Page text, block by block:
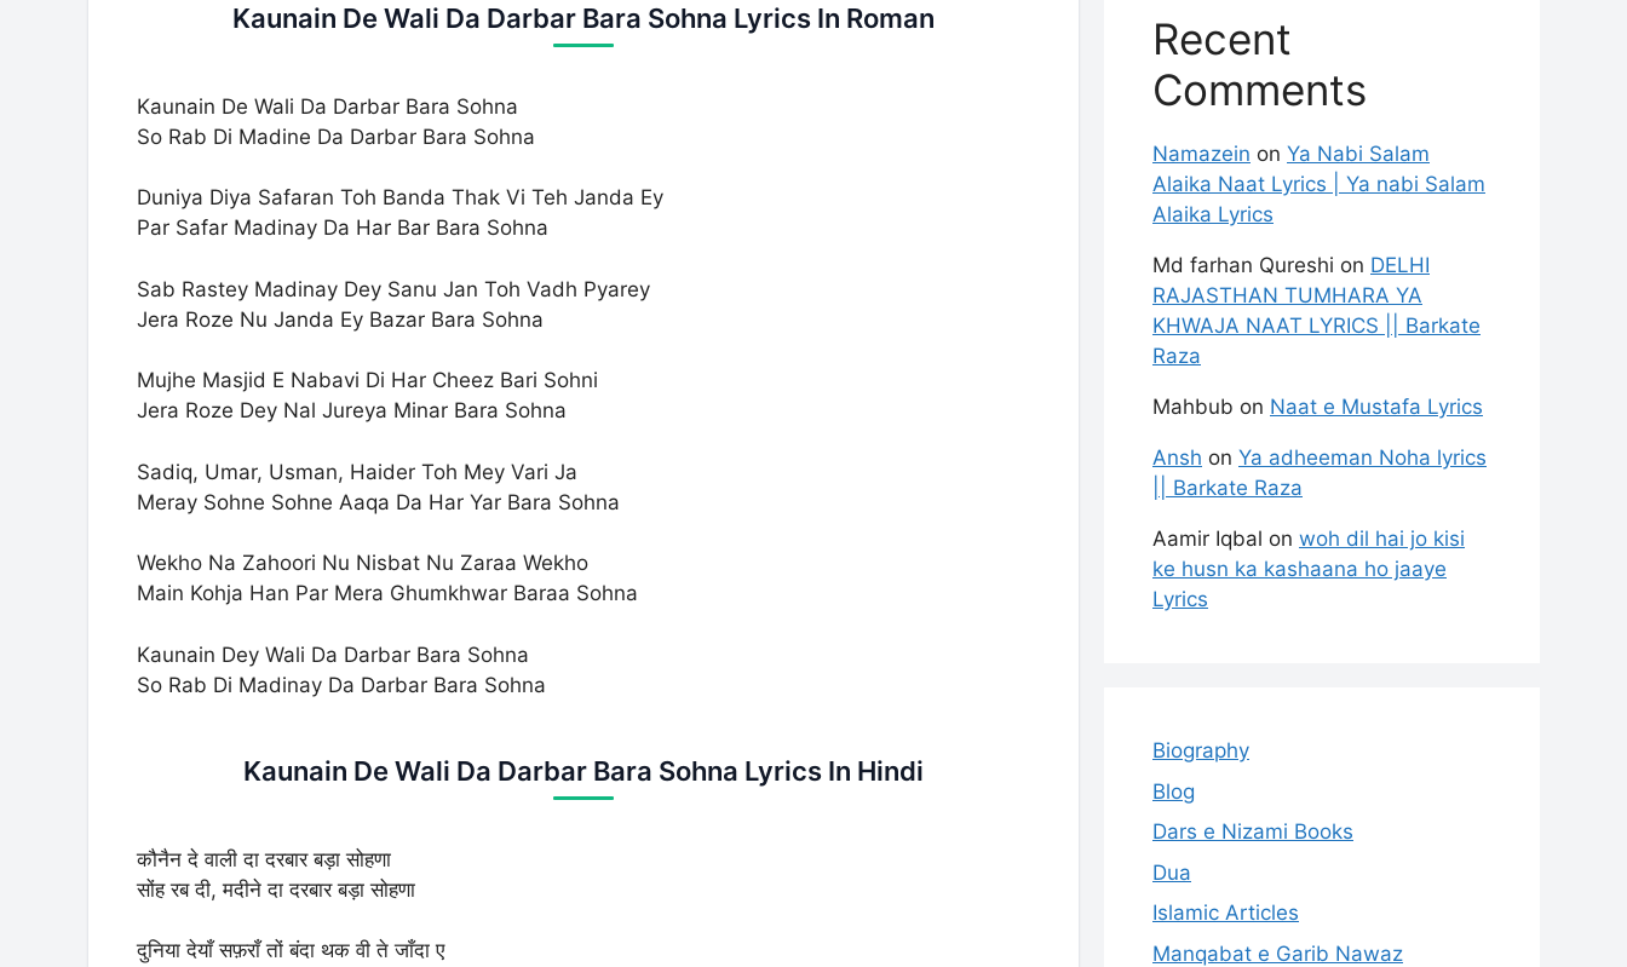
Kaunain De Wali Da Darbar Bara Sohna Lyrics In Roman
Kaunain De Wali Da Darbar Bara Sohna
So Rab Di Madine Da Darbar Bara Sohna
Duniya Diya Safaran Toh Banda Thak Vi Teh Janda Ey
Par Safar Madinay Da Har Bar Bara Sohna
Sab Rastey Madinay Dey Sanu Jan Toh Vadh Pyarey
Jera Roze Nu Janda Ey Bazar Bara Sohna
Mujhe Masjid E Nabavi Di Har Cheez Bari Sohni
Jera Roze Dey Nal Jureya Minar Bara Sohna
Sadiq, Umar, Usman, Haider Toh Mey Vari Ja
Meray Sohne Sohne Aaqa Da Har Yar Bara Sohna
Wekho Na Zahoori Nu Nisbat Nu Zaraa Wekho
Main Kohja Han Par Mera Ghumkhwar Baraa Sohna
Kaunain Dey Wali Da Darbar Bara Sohna
So Rab Di Madinay Da Darbar Bara Sohna
Kaunain De Wali Da Darbar Bara Sohna Lyrics In Hindi
कौनैन दे वाली दा दरबार बड़ा सोहणा
सोंह रब दी, मदीने दा दरबार बड़ा सोहणा
दुनिया देयाँ सफ़राँ तों बंदा थक वी ते जाँदा ए
Recent
Comments
Namazein on Ya Nabi Salam
Alaika Naat Lyrics | Ya nabi Salam
Alaika Lyrics
Md farhan Qureshi on DELHI
RAJASTHAN TUMHARA YA
KHWAJA NAAT LYRICS || Barkate
Raza
Mahbub on Naat e Mustafa Lyrics
Ansh on Ya adheeman Noha lyrics
|| Barkate Raza
Aamir Iqbal on woh dil hai jo kisi
ke husn ka kashaana ho jaaye
Lyrics
Biography
Blog
Dars e Nizami Books
Dua
Islamic Articles
Manqabat e Garib Nawaz